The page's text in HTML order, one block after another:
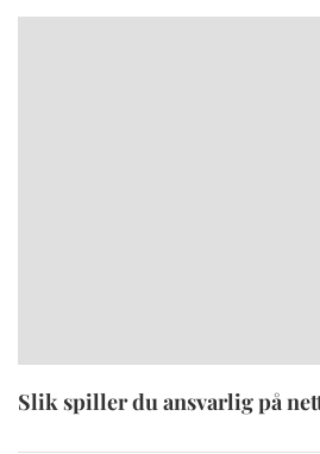
Slik spiller du ansvarlig på